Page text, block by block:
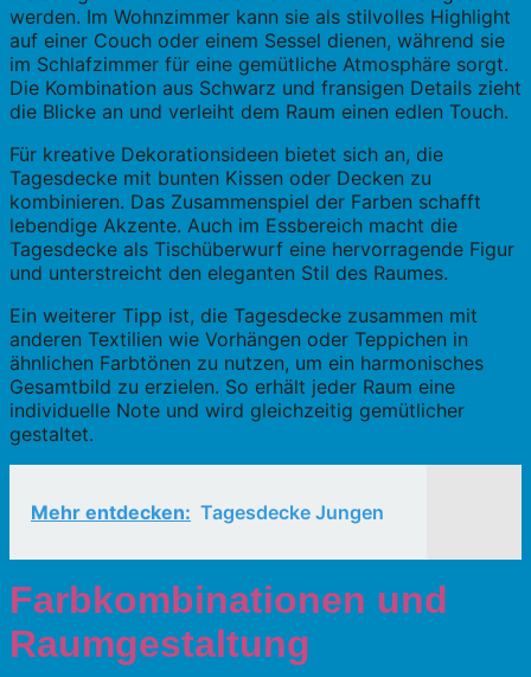
werden. Im Wohnzimmer kann sie als stilvolles Highlight
auf einer Couch oder einem Sessel dienen, während sie
im Schlafzimmer für eine gemütliche Atmosphäre sorgt.
Die Kombination aus Schwarz und fransigen Details zieht
die Blicke an und verleiht dem Raum einen edlen Touch.
Für kreative Dekorationsideen bietet sich an, die
Tagesdecke mit bunten Kissen oder Decken zu
kombinieren. Das Zusammenspiel der Farben schafft
lebendige Akzente. Auch im Essbereich macht die
Tagesdecke als Tischüberwurf eine hervorragende Figur
und unterstreicht den eleganten Stil des Raumes.
Ein weiterer Tipp ist, die Tagesdecke zusammen mit
anderen Textilien wie Vorhängen oder Teppichen in
ähnlichen Farbtönen zu nutzen, um ein harmonisches
Gesamtbild zu erzielen. So erhält jeder Raum eine
individuelle Note und wird gleichzeitig gemütlicher
gestaltet.
Mehr entdecken: Tagesdecke Jungen
Farbkombinationen und
Raumgestaltung